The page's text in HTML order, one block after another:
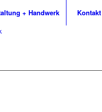
+ Handwerk Kontakt